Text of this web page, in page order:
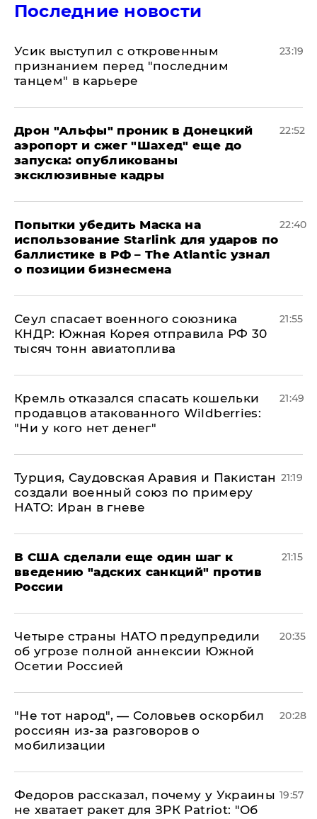
Последние новости
Усик выступил с откровенным
признанием перед "последним
танцем" в карьере
23:19
Дрон "Альфы" проник в Донецкий
аэропорт и сжег "Шахед" еще до
запуска: опубликованы
эксклюзивные кадры
22:52
Попытки убедить Маска на
использование Starlink для ударов по
баллистике в РФ – The Atlantic узнал
о позиции бизнесмена
22:40
​Сеул спасает военного союзника
КНДР: Южная Корея отправила РФ 30
тысяч тонн авиатоплива
21:55
Кремль отказался спасать кошельки
продавцов атакованного Wildberries:
"Ни у кого нет денег"
21:49
Турция, Саудовская Аравия и Пакистан
создали военный союз по примеру
НАТО: Иран в гневе
21:19
В США сделали еще один шаг к
введению "адских санкций" против
России
21:15
Четыре страны НАТО предупредили
об угрозе полной аннексии Южной
Осетии Россией
20:35
​"Не тот народ", — Соловьев оскорбил
россиян из-за разговоров о
мобилизации
20:28
Федоров рассказал, почему у Украины
не хватает ракет для ЗРК Patriot: "Об
19:57